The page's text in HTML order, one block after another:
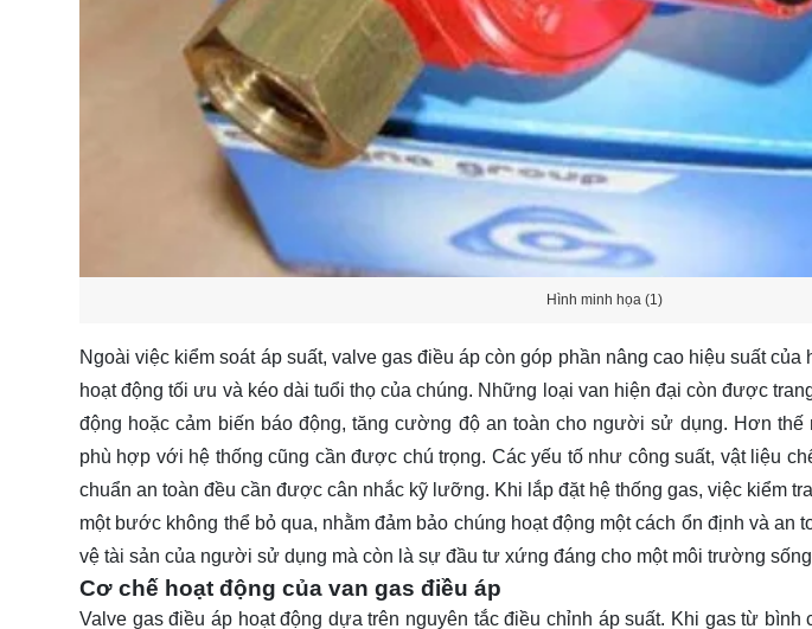
Hình minh họa (1)
Ngoài việc kiểm soát áp suất, valve gas điều áp còn góp phần nâng cao hiệu suất của
hoạt động tối ưu và kéo dài tuổi thọ của chúng. Những loại van hiện đại còn được
động hoặc cảm biến báo động, tăng cường độ an toàn cho người sử dụng. Hơn
phù hợp với hệ thống cũng cần được chú trọng. Các yếu tố như công suất, vật liệu
chuẩn an toàn đều cần được cân nhắc kỹ lưỡng. Khi lắp đặt hệ thống gas, việc kiểm
một bước không thể bỏ qua, nhằm đảm bảo chúng hoạt động một cách ổn định và an
vệ tài sản của người sử dụng mà còn là sự đầu tư xứng đáng cho một môi trường
Cơ chế hoạt động của van gas điều áp
Valve gas điều áp hoạt động dựa trên nguyên tắc điều chỉnh áp suất. Khi gas từ